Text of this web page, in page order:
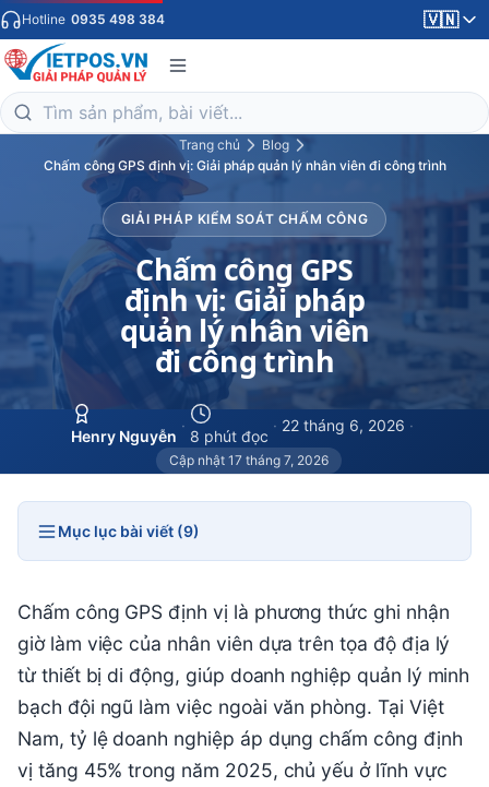
Hotline 0935 498 384 🇻🇳
Trang chủ
Blog
Chấm công GPS định vị: Giải pháp quản lý nhân viên đi công trình
GIẢI PHÁP KIỂM SOÁT CHẤM CÔNG
Chấm công GPS
định vị: Giải pháp
quản lý nhân viên
đi công trình
Henry Nguyễn
·
8 phút đọc
· 22 tháng 6, 2026 ·
Cập nhật 17 tháng 7, 2026
Mục lục bài viết (9)
Chấm công GPS định vị là phương thức ghi nhận
giờ làm việc của nhân viên dựa trên tọa độ địa lý
từ thiết bị di động, giúp doanh nghiệp quản lý minh
bạch đội ngũ làm việc ngoài văn phòng. Tại Việt
Nam, tỷ lệ doanh nghiệp áp dụng chấm công định
vị tăng 45% trong năm 2025, chủ yếu ở lĩnh vực